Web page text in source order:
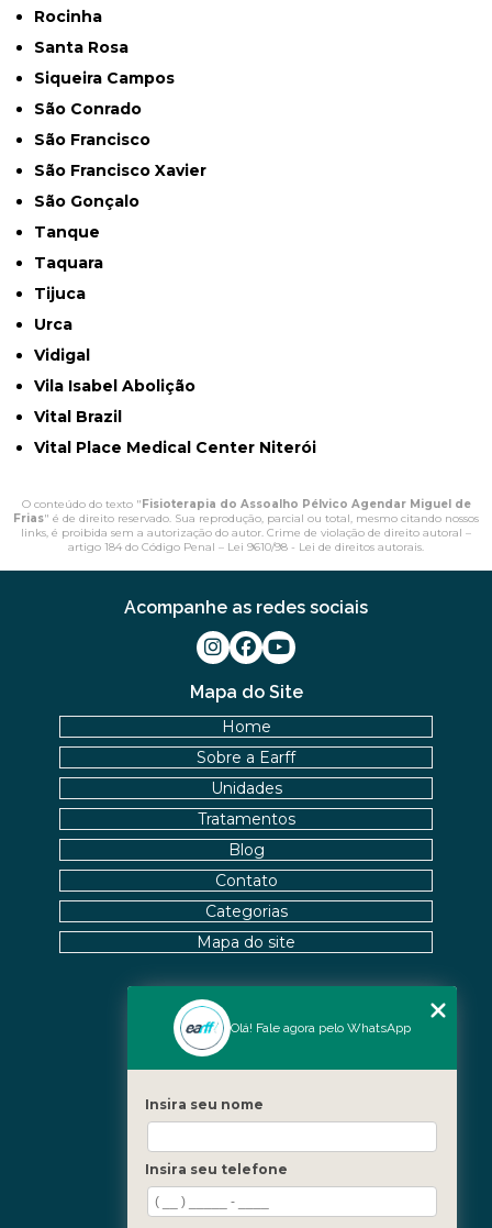
Rocinha
Santa Rosa
Siqueira Campos
São Conrado
São Francisco
São Francisco Xavier
São Gonçalo
Tanque
Taquara
Tijuca
Urca
Vidigal
Vila Isabel Abolição
Vital Brazil
Vital Place Medical Center Niterói
O conteúdo do texto " Fisioterapia do Assoalho Pélvico Agendar Miguel de
Frias" é de direito reservado. Sua reprodução, parcial ou total, mesmo citando nossos
links, é proibida sem a autorização do autor. Crime de violação de direito autoral –
artigo 184 do Código Penal – Lei 9610/98 - Lei de direitos autorais.
Fale Conosco
(21) 3619-5657
Nossas Unidades
Barra - Rio de Janeiro
Mapa do Site
Home
Sobre a Earff
Unidades
Tratamentos
Blog
Contato
Categorias
Mapa do site
Acompanhe as redes sociais
Olá! Fale agora pelo WhatsApp
Insira seu nome
Insira seu telefone